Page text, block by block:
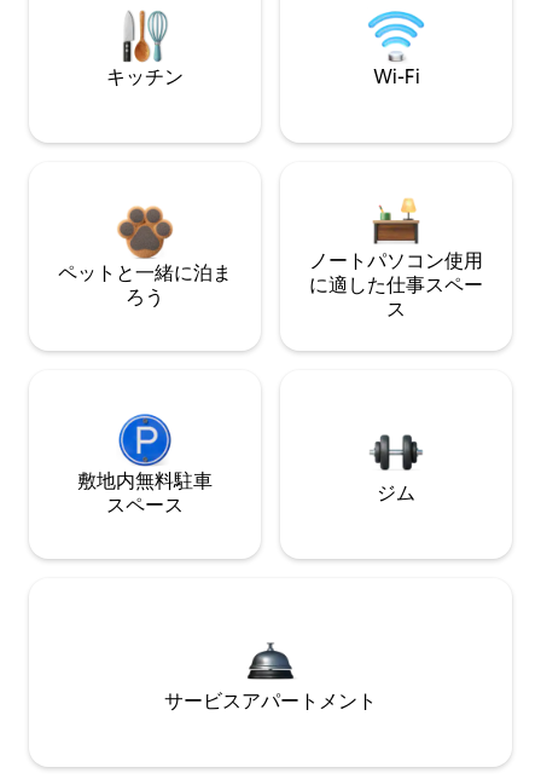
キッチン Wi-Fi
ペットと一緒に泊ま
ろう
ノートパソコン使用
に適した仕事スペー
ス
敷地内無料駐⁠車
ス⁠ペ⁠ー⁠ス
ジム
サービスアパートメント